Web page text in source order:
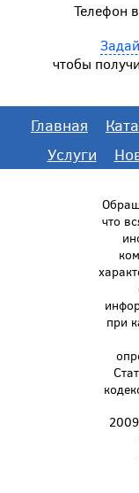
Телефон
чтобы
Главная
Услуги
что
при